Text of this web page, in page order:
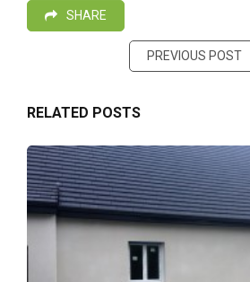
SHARE
PREVIOUS POST
RELATED POSTS